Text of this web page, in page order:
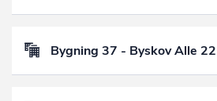
Bygning 37 - Byskov Alle 22